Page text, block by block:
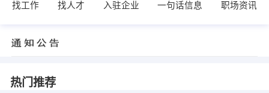
找工作 找人才 入驻企业 一句话信息 职场资讯
热门推荐